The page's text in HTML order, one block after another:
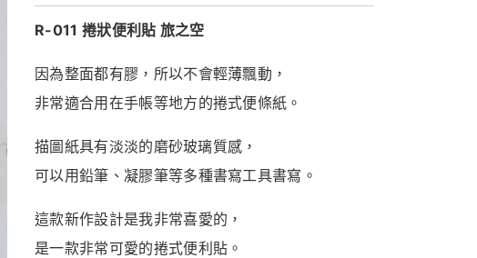
R-011 捲狀便利貼 旅之空
因為整面都有膠， 所以不會輕薄飄動，
非常適合用 在手帳等地方的捲式便條紙。
描圖紙具有淡淡的磨砂玻璃質感，
可以用鉛筆、 凝膠筆等多種書寫工具書寫。
這款新作設計是我非常喜愛的，
是一款非常可愛的捲式便利貼 。